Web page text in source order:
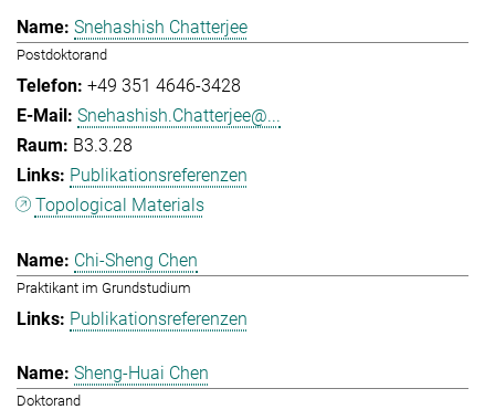
Snehashish Chatterjee
Postdoktorand
+49 351 4646-3428
Snehashish.Chatterjee@...
B3.3.28
Publikationsreferenzen
Topological Materials
Chi-Sheng Chen
Praktikant im Grundstudium
Publikationsreferenzen
Sheng-Huai Chen
Doktorand